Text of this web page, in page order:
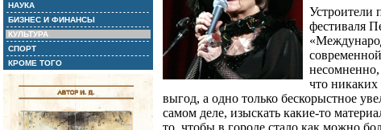
НАУКА
БИЗНЕС И ФИНАНСЫ
КУЛЬТУРА
СПОРТ
КРОМЕ ТОГО
Устроители
фестиваля
что
выгод, а одно только бескорыстное
самом деле, изыскать какие-то